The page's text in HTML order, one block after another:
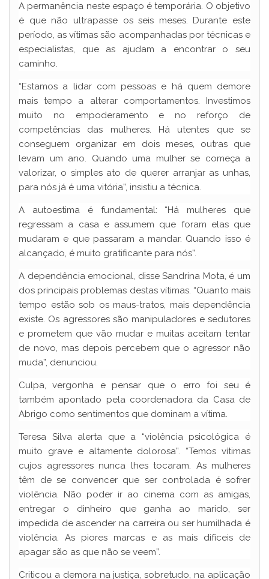
A permanência neste espaço é temporária. O objetivo
é que não ultrapasse os seis meses. Durante este
período, as vítimas são acompanhadas por técnicas e
especialistas, que as ajudam a encontrar o seu
caminho.
“Estamos a lidar com pessoas e há quem demore
mais tempo a alterar comportamentos. Investimos
muito no empoderamento e no reforço de
competências das mulheres. Há utentes que se
conseguem organizar em dois meses, outras que
levam um ano. Quando uma mulher se começa a
valorizar, o simples ato de querer arranjar as unhas,
para nós já é uma vitória”, insistiu a técnica.
A autoestima é fundamental: “Há mulheres que
regressam a casa e assumem que foram elas que
mudaram e que passaram a mandar. Quando isso é
alcançado, é muito gratificante para nós”.
A dependência emocional, disse Sandrina Mota, é um
dos principais problemas destas vítimas. “Quanto mais
tempo estão sob os maus-tratos, mais dependência
existe. Os agressores são manipuladores e sedutores
e prometem que vão mudar e muitas aceitam tentar
de novo, mas depois percebem que o agressor não
muda”, denunciou.
Culpa, vergonha e pensar que o erro foi seu é
também apontado pela coordenadora da Casa de
Abrigo como sentimentos que dominam a vítima.
Teresa Silva alerta que a “violência psicológica é
muito grave e altamente dolorosa”. “Temos vítimas
cujos agressores nunca lhes tocaram. As mulheres
têm de se convencer que ser controlada é sofrer
violência. Não poder ir ao cinema com as amigas,
entregar o dinheiro que ganha ao marido, ser
impedida de ascender na carreira ou ser humilhada é
violência. As piores marcas e as mais difíceis de
apagar são as que não se veem”.
Criticou a demora na justiça, sobretudo, na aplicação